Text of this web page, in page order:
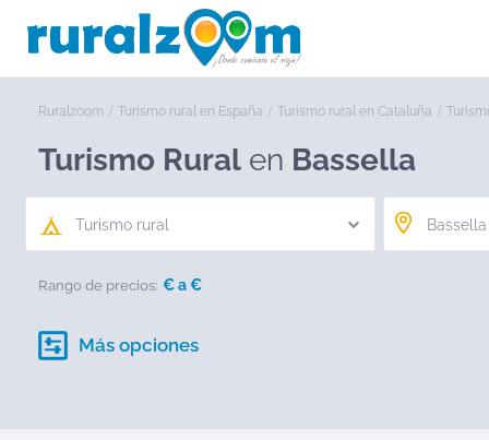
Ruralzoom Turismo rural en España Turismo rural en Cataluña
Turismo Rural en Bassella
Turismo rural
Rango de precios: € a€
Más opciones